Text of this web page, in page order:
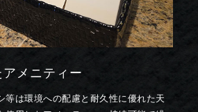
メニティー
等は環境への配慮と耐久性に優れた天